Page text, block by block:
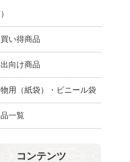
い得商品
向け商品
用（紙袋）・ビニール袋
一覧
コンテンツ